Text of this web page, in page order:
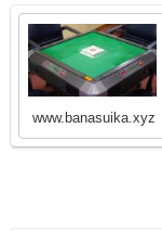
www.banasuika.xyz